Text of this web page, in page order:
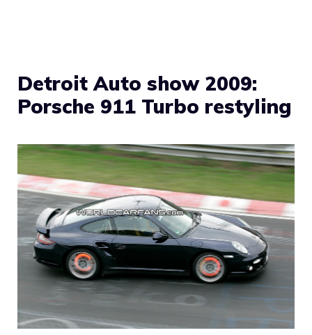
Detroit Auto show 2009:
Porsche 911 Turbo restyling